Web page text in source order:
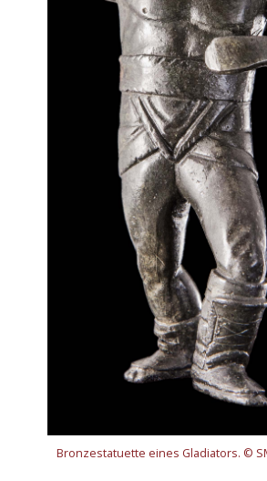
Bronzestatuette eines Gladiators. ©